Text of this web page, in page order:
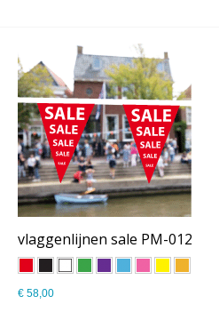
vlaggenlijnen sale PM-012
€ 58,00